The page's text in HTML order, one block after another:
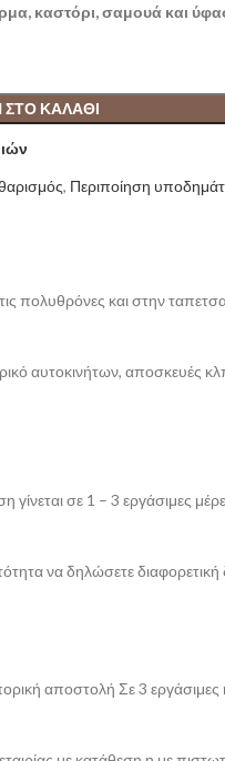
καστόρι, σαμουά και
ΚΑΛΆΘΙ
, Περιποίηση
πολυθρόνες και στην
αυτοκινήτων, αποσκευές
γίνεται σε 1 – 3 εργάσιμες
να δηλώσετε διαφορετική
αποστολή Σε 3 εργάσιμες